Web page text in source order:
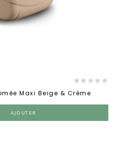
Maxi Beige & Crème
AJOUTER